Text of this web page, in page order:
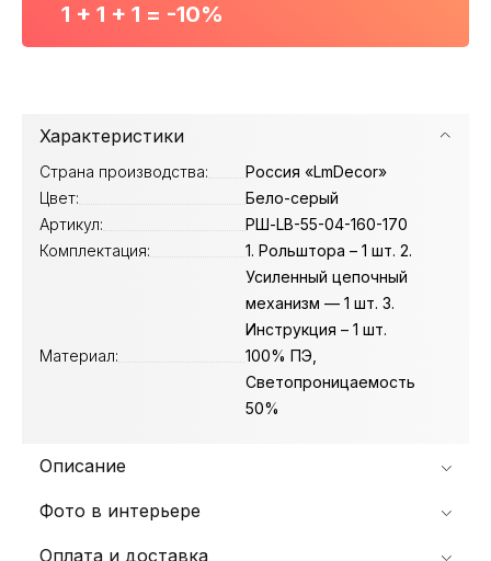
1 + 1 + 1 = -10%
Характеристики
Страна производства:
Россия «LmDecor»
Цвет:
Бело-серый
Артикул:
РШ-LB-55-04-160-170
Комплектация:
1. Рольштора – 1 шт. 2.
Усиленный цепочный
механизм — 1 шт. 3.
Инструкция – 1 шт.
Материал:
100% ПЭ,
Светопроницаемость
50%
Описание
Фото в интерьере
Оплата и доставка